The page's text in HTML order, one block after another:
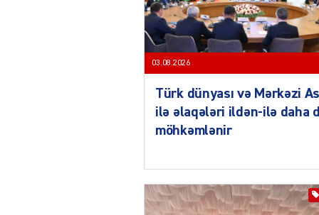
03.08.2026
Türk dünyası və Mərkəzi
ilə əlaqələri ildən-ilə daha
möhkəmlənir